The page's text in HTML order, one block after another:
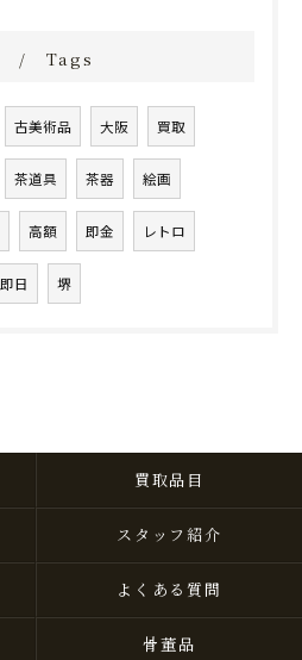
Tags
古美術品 大阪 買取
茶道具 茶器 絵画
高額 即金 レトロ
即日 堺
買取品目
スタッフ紹介
よくある質問
骨董品